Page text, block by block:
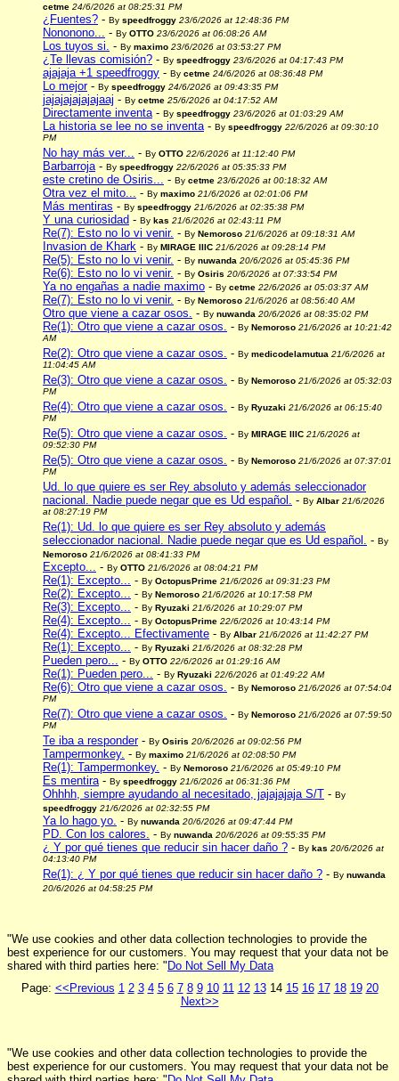
cetme 24/6/2026 at 08:25:31 PM
¿Fuentes? - By speedfroggy 23/6/2026 at 12:48:36 PM
Nononono... - By OTTO 23/6/2026 at 06:08:26 AM
Los tuyos si. - By maximo 23/6/2026 at 03:53:27 PM
¿Te llevas comisión? - By speedfroggy 23/6/2026 at 04:17:43 PM
ajajaja +1 speedfroggy - By cetme 24/6/2026 at 08:36:48 PM
Lo mejor - By speedfroggy 24/6/2026 at 09:43:35 PM
jajajajajajajaaj - By cetme 25/6/2026 at 04:17:52 AM
Directamente inventa - By speedfroggy 23/6/2026 at 01:03:29 AM
La historia se lee no se inventa - By speedfroggy 22/6/2026 at 09:30:10
PM
No hay más ver...
- By OTTO 22/6/2026 at 11:12:40 PM
Barbarroja - By speedfroggy 22/6/2026 at 05:35:33 PM
este cretino de Osiris... - By cetme 23/6/2026 at 00:18:32 AM
Otra vez el mito... - By maximo 21/6/2026 at 02:01:06 PM
Más mentiras - By speedfroggy 21/6/2026 at 02:35:38 PM
Y una curiosidad - By kas 21/6/2026 at 02:43:11 PM
Re(7): Esto no lo vi venir. - By Nemoroso 21/6/2026 at 09:18:31 AM
Invasion de Khark - By MIRAGE IIIC 21/6/2026 at 09:28:14 PM
Re(5): Esto no lo vi venir. - By nuwanda 20/6/2026 at 05:45:36 PM
Re(6): Esto no lo vi venir. - By Osiris 20/6/2026 at 07:33:54 PM
Ya no engañas a nadie maximo - By cetme 22/6/2026 at 05:03:37 AM
Re(7): Esto no lo vi venir. - By Nemoroso 21/6/2026 at 08:56:40 AM
Otro que viene a cazar osos. - By nuwanda 20/6/2026 at 08:35:02 PM
Re(1): Otro que viene a cazar osos. - By Nemoroso 21/6/2026 at 10:21:42
AM
Re(2): Otro que viene a cazar osos. - By medicodelamutua 21/6/2026 at
11:04:45 AM
Re(3): Otro que viene a cazar osos. - By Nemoroso 21/6/2026 at 05:32:03
PM
Re(4): Otro que viene a cazar osos. - By Ryuzaki 21/6/2026 at 06:15:40
PM
Re(5): Otro que viene a cazar osos. - By MIRAGE IIIC 21/6/2026 at
09:52:30 PM
Re(5): Otro que viene a cazar osos. - By Nemoroso 21/6/2026 at 07:37:01
PM
Ud. lo que quiere es ser Rey absoluto y además seleccionador
nacional. Nadie puede negar que es Ud español. - By Albar 21/6/2026
at 08:27:19 PM
Re(1): Ud. lo que quiere es ser Rey absoluto y además
seleccionador nacional. Nadie puede negar que es Ud español. - By
Nemoroso 21/6/2026 at 08:41:33 PM
Excepto... - By OTTO 21/6/2026 at 08:04:21 PM
Re(1): Excepto... - By OctopusPrime 21/6/2026 at 09:31:23 PM
Re(2): Excepto... - By Nemoroso 21/6/2026 at 10:17:58 PM
Re(3): Excepto... - By Ryuzaki 21/6/2026 at 10:29:07 PM
Re(4): Excepto... - By OctopusPrime 22/6/2026 at 10:43:14 PM
Re(4): Excepto... Efectivamente - By Albar 21/6/2026 at 11:42:27 PM
Re(1): Excepto... - By Ryuzaki 21/6/2026 at 08:32:28 PM
Pueden pero... - By OTTO 22/6/2026 at 01:29:16 AM
Re(1): Pueden pero... - By Ryuzaki 22/6/2026 at 01:49:22 AM
Re(6): Otro que viene a cazar osos. - By Nemoroso 21/6/2026 at 07:54:04
PM
Re(7): Otro que viene a cazar osos. - By Nemoroso 21/6/2026 at 07:59:50
PM
Te iba a responder - By Osiris 20/6/2026 at 09:02:56 PM
Tampermonkey. - By maximo 21/6/2026 at 02:08:50 PM
Re(1): Tampermonkey. - By Nemoroso 21/6/2026 at 05:49:10 PM
Es mentira - By speedfroggy 21/6/2026 at 06:31:36 PM
Ohhhh, siempre ayudando al necesitado, jajajajaja S/T - By
speedfroggy 21/6/2026 at 02:32:55 PM
Ya lo hago yo. - By nuwanda 20/6/2026 at 09:47:44 PM
PD. Con los calores. - By nuwanda 20/6/2026 at 09:55:35 PM
¿ Y por qué tienes que reducir sin hacer daño ? - By kas 20/6/2026 at
04:13:40 PM
Re(1): ¿ Y por qué tienes que reducir sin hacer daño ? - By nuwanda
20/6/2026 at 04:58:25 PM
"We use cookies and other data collection technologies to provide the
best experience for our customers. You may request that your data not be
shared with third parties here: "Do Not Sell My Data
Page: <<Previous 1 2 3 4 5 6 7 8 9 10 11 12 13 14 15 16 17 18 19 20
Next>>
"We use cookies and other data collection technologies to provide the
best experience for our customers. You may request that your data not be